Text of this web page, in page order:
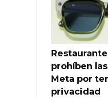
prohíben
Meta por
privacidad